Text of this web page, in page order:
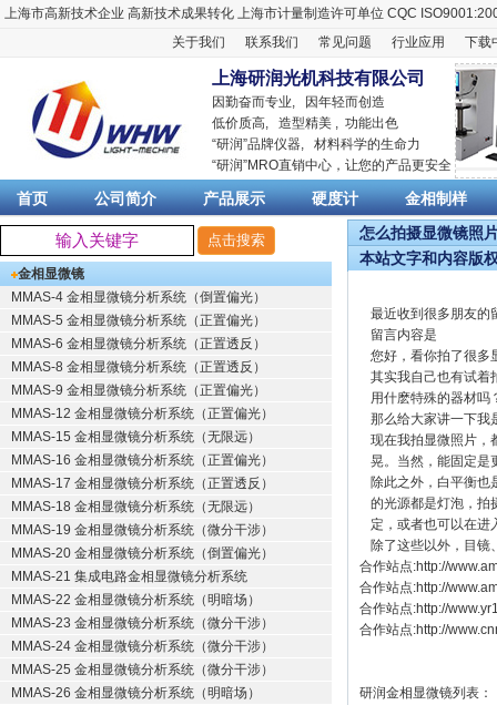
上海市高新技术企业 高新技术成果转化 上海市计量制造许可单位 CQC
关于我们
联系我们 常见问题 行业应用 下载
上海研润光机科技有限公司
因勤奋而专业, 因年轻而创造
低价质高, 造型精美 , 功能出色
“研润”品牌仪器, 材料科学的生命力
“研润”MRO直销中心，让您的产品更安全
首页 公司简介 产品展示 硬度计 金相制样
金相显微镜
MMAS-4 金相显微镜分析系统（倒置偏光）
MMAS-5 金相显微镜分析系统（正置偏光）
MMAS-6 金相显微镜分析系统（正置透反）
MMAS-8 金相显微镜分析系统（正置透反）
MMAS-9 金相显微镜分析系统（正置偏光）
MMAS-12 金相显微镜分析系统（正置偏光）
MMAS-15 金相显微镜分析系统（无限远）
MMAS-16 金相显微镜分析系统（正置偏光）
MMAS-17 金相显微镜分析系统（正置透反）
MMAS-18 金相显微镜分析系统（无限远）
MMAS-19 金相显微镜分析系统（微分干涉）
MMAS-20 金相显微镜分析系统（倒置偏光）
MMAS-21 集成电路金相显微镜分析系统
MMAS-22 金相显微镜分析系统（明暗场）
MMAS-23 金相显微镜分析系统（微分干涉）
MMAS-24 金相显微镜分析系统（微分干涉）
MMAS-25 金相显微镜分析系统（微分干涉）
MMAS-26 金相显微镜分析系统（明暗场）
怎么拍摄显微镜照
本站文字和内容版
最近收到很多朋友的
留言内容是
您好，看你拍了很多
其实我自己也有试着
用什麽特殊的器材吗
那么给大家讲一下我
现在我拍显微照片，
晃。当然，能固定是
除此之外，白平衡也
的光源都是灯泡，拍
定，或者也可以在进
除了这些以外，目镜
合作站点:http://
合作站点:http://
合作站点:http://
合作站点:http://
研润金相显微镜列表：